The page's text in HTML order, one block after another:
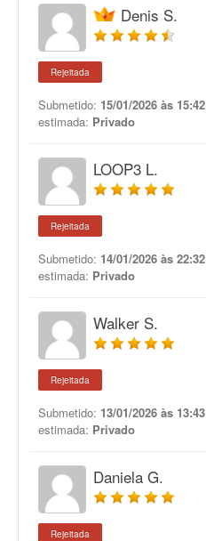
Denis S.
Rejeitada
Submetido: 15/01/2026 às 15:42
estimada: Privado
LOOP3 L.
Rejeitada
Submetido: 14/01/2026 às 22:32
estimada: Privado
Walker S.
Rejeitada
Submetido: 13/01/2026 às 13:43
estimada: Privado
Daniela G.
Rejeitada